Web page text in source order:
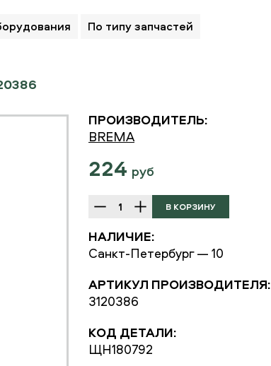
По типу запчастей
ПРОИЗВОДИТЕЛЬ:
BREMA
224 руб
НАЛИЧИЕ:
Санкт-Петербург — 10
АРТИКУЛ ПРОИЗВОДИТЕЛЯ:
3120386
КОД ДЕТАЛИ:
ЩН180792